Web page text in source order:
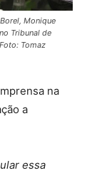
Monique
Tribunal de
Tomaz
na
a
essa